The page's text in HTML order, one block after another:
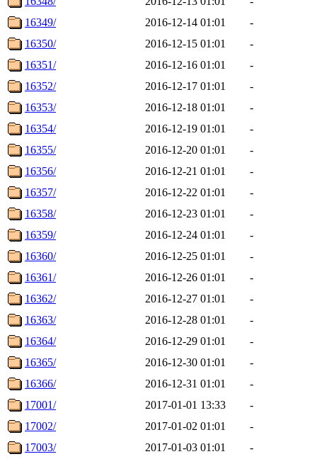
16349/
2016-12-14 01:01
-
16350/
2016-12-15 01:01
-
16351/
2016-12-16 01:01
-
16352/
2016-12-17 01:01
-
16353/
2016-12-18 01:01
-
16354/
2016-12-19 01:01
-
16355/
2016-12-20 01:01
-
16356/
2016-12-21 01:01
-
16357/
2016-12-22 01:01
-
16358/
2016-12-23 01:01
-
16359/
2016-12-24 01:01
-
16360/
2016-12-25 01:01
-
16361/
2016-12-26 01:01
-
16362/
2016-12-27 01:01
-
16363/
2016-12-28 01:01
-
16364/
2016-12-29 01:01
-
16365/
2016-12-30 01:01
-
16366/
2016-12-31 01:01
-
17001/
2017-01-01 13:33
-
17002/
2017-01-02 01:01
-
17003/
2017-01-03 01:01 -